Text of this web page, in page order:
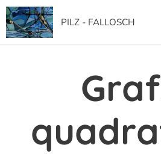
PILZ - FALLOSCH